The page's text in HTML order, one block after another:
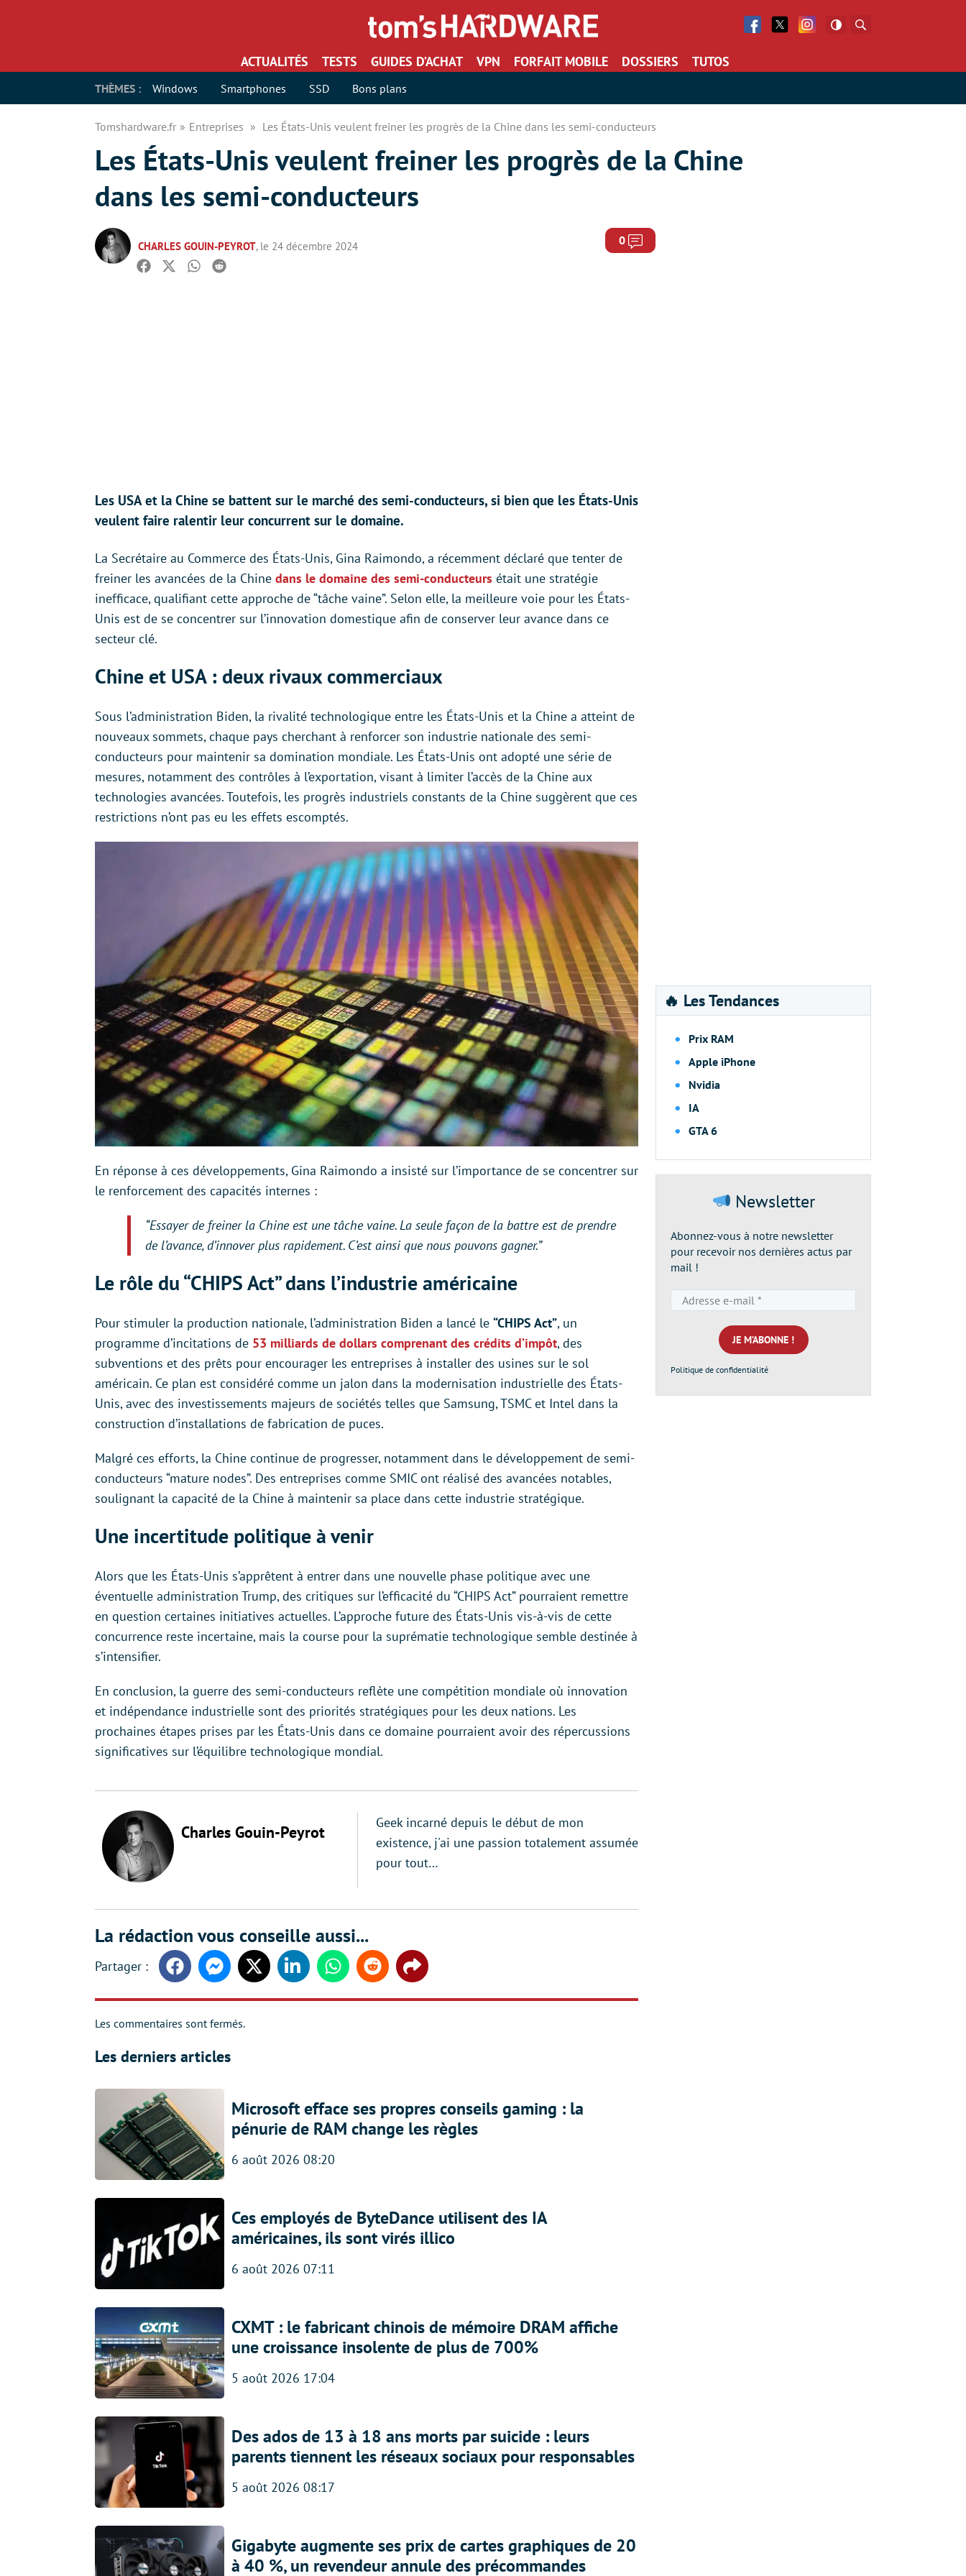
Facebook
Twitter Facebook
ACTUALITÉS TESTS GUIDES D’ACHAT VPN FORFAIT MOBILE DOSSIERS TUTOS
THÈMES : Windows Smartphones SSD Bons plans
Tomshardware.fr Entreprises Les États-Unis veulent freiner les progrès de la Chine dans les semi-conducteurs
Les États-Unis veulent freiner les progrès de la Chine
dans les semi-conducteurs
CHARLES GOUIN-PEYROT, le 24 décembre 2024 0 Commentaires
Facebook
TwitterWhatsapp
Reddit
Les USA et la Chine se battent sur le marché des semi-conducteurs, si bien que les États-Unis
veulent faire ralentir leur concurrent sur le domaine.
La Secrétaire au Commerce des États-Unis, Gina Raimondo, a récemment déclaré que tenter de
freiner les avancées de la Chine dans le domaine des semi-conducteurs était une stratégie
inefficace, qualifiant cette approche de “tâche vaine”. Selon elle, la meilleure voie pour les États-
Unis est de se concentrer sur l’innovation domestique afin de conserver leur avance dans ce
secteur clé.
Chine et USA : deux rivaux commerciaux
Sous l’administration Biden, la rivalité technologique entre les États-Unis et la Chine a atteint de
nouveaux sommets, chaque pays cherchant à renforcer son industrie nationale des semi-
conducteurs pour maintenir sa domination mondiale. Les États-Unis ont adopté une série de
mesures, notamment des contrôles à l’exportation, visant à limiter l’accès de la Chine aux
technologies avancées. Toutefois, les progrès industriels constants de la Chine suggèrent que ces
restrictions n’ont pas eu les effets escomptés.
En réponse à ces développements, Gina Raimondo a insisté sur l’importance de se concentrer sur
le renforcement des capacités internes :
“Essayer de freiner la Chine est une tâche vaine. La seule façon de la battre est de prendre
de l’avance, d’innover plus rapidement. C’est ainsi que nous pouvons gagner.”
Le rôle du “CHIPS Act” dans l’industrie américaine
Pour stimuler la production nationale, l’administration Biden a lancé le “CHIPS Act”, un
programme d’incitations de 53 milliards de dollars comprenant des crédits d’impôt, des
subventions et des prêts pour encourager les entreprises à installer des usines sur le sol
américain. Ce plan est considéré comme un jalon dans la modernisation industrielle des États-
Unis, avec des investissements majeurs de sociétés telles que Samsung, TSMC et Intel dans la
construction d’installations de fabrication de puces.
Malgré ces efforts, la Chine continue de progresser, notamment dans le développement de semi-
conducteurs “mature nodes”. Des entreprises comme SMIC ont réalisé des avancées notables,
soulignant la capacité de la Chine à maintenir sa place dans cette industrie stratégique.
Une incertitude politique à venir
Alors que les États-Unis s’apprêtent à entrer dans une nouvelle phase politique avec une
éventuelle administration Trump, des critiques sur l’efficacité du “CHIPS Act” pourraient remettre
en question certaines initiatives actuelles. L’approche future des États-Unis vis-à-vis de cette
concurrence reste incertaine, mais la course pour la suprématie technologique semble destinée à
s’intensifier.
En conclusion, la guerre des semi-conducteurs reflète une compétition mondiale où innovation
et indépendance industrielle sont des priorités stratégiques pour les deux nations. Les
prochaines étapes prises par les États-Unis dans ce domaine pourraient avoir des répercussions
significatives sur l’équilibre technologique mondial.
Charles Gouin-Peyrot
Geek incarné depuis le début de mon
existence, j'ai une passion totalement assumée
pour tout…
La rédaction vous conseille aussi...
FacebookMessengerTwitter LinkedinWhatsappReddit Share
Les commentaires sont fermés.
Les derniers articles
Microsoft efface ses propres conseils gaming : la
pénurie de RAM change les règles
6 août 2026 08:20
Ces employés de ByteDance utilisent des IA
américaines, ils sont virés illico
6 août 2026 07:11
CXMT : le fabricant chinois de mémoire DRAM affiche
une croissance insolente de plus de 700%
5 août 2026 17:04
Des ados de 13 à 18 ans morts par suicide : leurs
parents tiennent les réseaux sociaux pour responsables
5 août 2026 08:17
Gigabyte augmente ses prix de cartes graphiques de 20
à 40 %, un revendeur annule des précommandes
🔥 Les Tendances
Prix RAM
Apple iPhone
Nvidia
IA
GTA 6
Newsletter
Abonnez-vous à notre newsletter
pour recevoir nos dernières actus par
mail !
e-
mail
*
Politique de confidentialité